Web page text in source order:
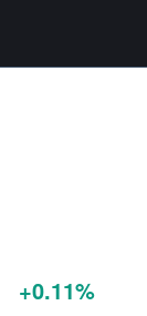
+0.11%